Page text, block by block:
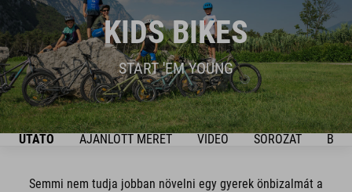
KIDS BIKES
START 'EM YOUNG
AJÁNLOTT MÉRET VIDEO SOROZAT
Semmi nem tudja jobban növelni egy gyerek önbizalmát a